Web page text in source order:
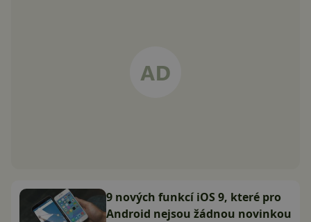
9 nových funkcí iOS 9, které pro
Android nejsou žádnou novinkou